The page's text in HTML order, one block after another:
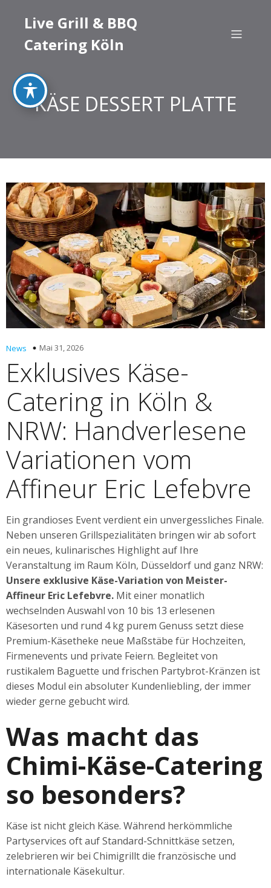
Live Grill & BBQ
Catering Köln
KÄSE DESSERT PLATTE
News Mai 31, 2026
Exklusives Käse-
Catering in Köln &
NRW: Handverlesene
Variationen vom
Affineur Eric Lefebvre
Ein grandioses Event verdient ein unvergessliches Finale.
Neben unseren Grillspezialitäten bringen wir ab sofort
ein neues, kulinarisches Highlight auf Ihre
Veranstaltung im Raum Köln, Düsseldorf und ganz NRW:
Unsere exklusive Käse-Variation von Meister-
Affineur Eric Lefebvre. Mit einer monatlich
wechselnden Auswahl von 10 bis 13 erlesenen
Käsesorten und rund 4 kg purem Genuss setzt diese
Premium-Käsetheke neue Maßstäbe für Hochzeiten,
Firmenevents und private Feiern. Begleitet von
rustikalem Baguette und frischen Partybrot-Kränzen ist
dieses Modul ein absoluter Kundenliebling, der immer
wieder gerne gebucht wird.
Was macht das
Chimi-Käse-Catering
so besonders?
Käse ist nicht gleich Käse. Während herkömmliche
Partyservices oft auf Standard-Schnittkäse setzen,
zelebrieren wir bei Chimigrillt die französische und
internationale Käsekultur.